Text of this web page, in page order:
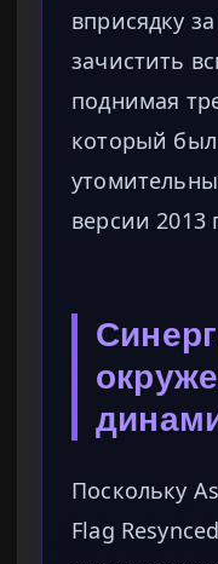
вприсядку
зачистить
поднимая
который
версии 2013
Поскольку
Flag